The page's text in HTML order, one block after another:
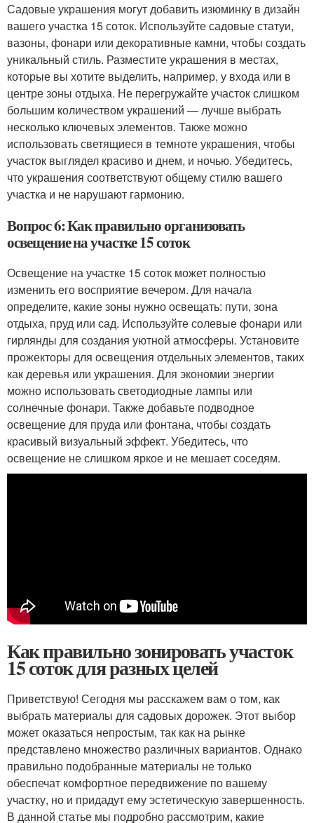
Садовые украшения могут добавить изюминку в дизайн
вашего участка 15 соток. Используйте садовые статуи,
вазоны, фонари или декоративные камни, чтобы создать
уникальный стиль. Разместите украшения в местах,
которые вы хотите выделить, например, у входа или в
центре зоны отдыха. Не перегружайте участок слишком
большим количеством украшений — лучше выбрать
несколько ключевых элементов. Также можно
использовать светящиеся в темноте украшения, чтобы
участок выглядел красиво и днем, и ночью. Убедитесь,
что украшения соответствуют общему стилю вашего
участка и не нарушают гармонию.
Вопрос 6: Как правильно организовать
освещение на участке 15 соток
Освещение на участке 15 соток может полностью
изменить его восприятие вечером. Для начала
определите, какие зоны нужно освещать: пути, зона
отдыха, пруд или сад. Используйте солевые фонари или
гирлянды для создания уютной атмосферы. Установите
прожекторы для освещения отдельных элементов, таких
как деревья или украшения. Для экономии энергии
можно использовать светодиодные лампы или
солнечные фонари. Также добавьте подводное
освещение для пруда или фонтана, чтобы создать
красивый визуальный эффект. Убедитесь, что
освещение не слишком яркое и не мешает соседям.
Как правильно зонировать участок
15 соток для разных целей
Приветствую! Сегодня мы расскажем вам о том, как
выбрать материалы для садовых дорожек. Этот выбор
может оказаться непростым, так как на рынке
представлено множество различных вариантов. Однако
правильно подобранные материалы не только
обеспечат комфортное передвижение по вашему
участку, но и придадут ему эстетическую завершенность.
В данной статье мы подробно рассмотрим, какие